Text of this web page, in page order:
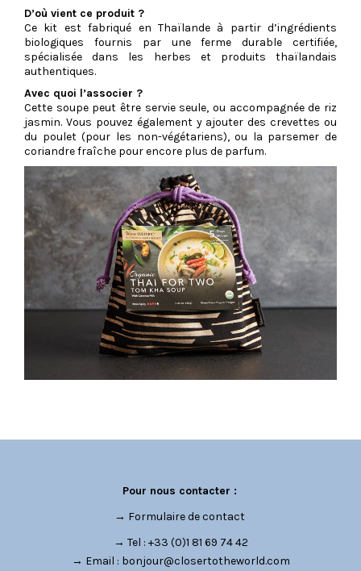
D’où vient ce produit ?
Ce kit est fabriqué en Thaïlande à partir d’ingrédients
biologiques fournis par une ferme durable certifiée,
spécialisée dans les herbes et produits thaïlandais
authentiques.
Avec quoi l’associer ?
Cette soupe peut être servie seule, ou accompagnée de riz
jasmin. Vous pouvez également y ajouter des crevettes ou
du poulet (pour les non-végétariens), ou la parsemer de
coriandre fraîche pour encore plus de parfum.
Pour nous contacter :
→ Formulaire de contact
→ Tel : +33 (0)1 81 69 74 42
→ Email : bonjour@closertotheworld.com